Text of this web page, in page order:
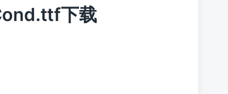
下载